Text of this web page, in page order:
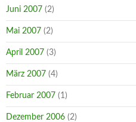
Juni 2007 (2)
Mai 2007 (2)
April 2007 (3)
März 2007 (4)
Februar 2007 (1)
Dezember 2006 (2)